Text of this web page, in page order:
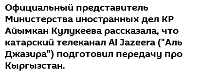
Официальный представитель
Министерства иностранных дел КР
Айымкан Кулукеева рассказала, что
катарский телеканал Al Jazeera ("Аль
Джазира") подготовил передачу про
Кыргызстан.